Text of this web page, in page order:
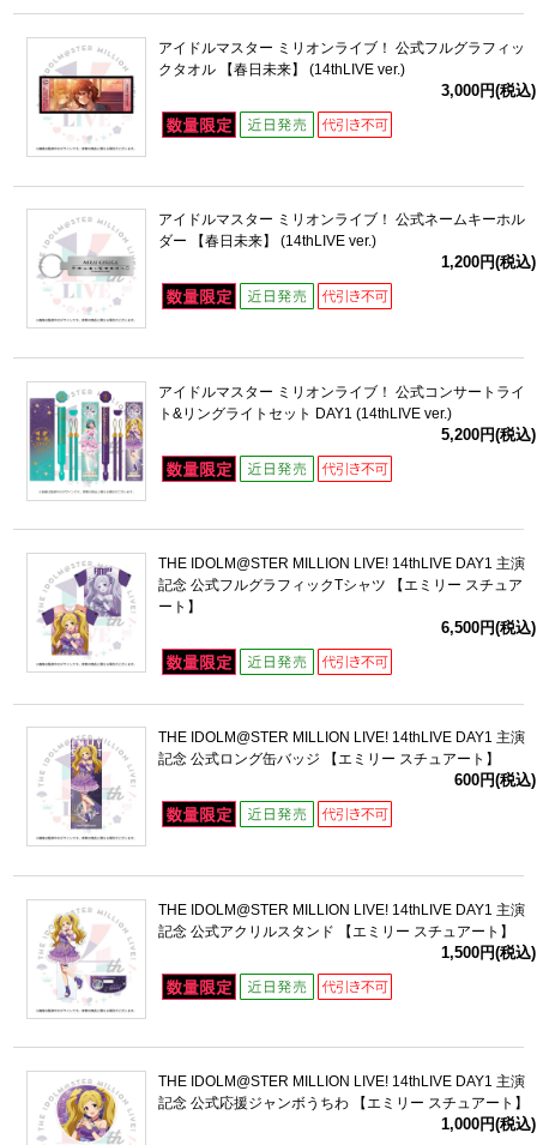
アイドルマスター ミリオンライブ！ 公式フルグラフィッ
クタオル 【春日未来】 (14thLIVE ver.)
3,000円(税込)
アイドルマスター ミリオンライブ！ 公式ネームキーホル
ダー 【春日未来】 (14thLIVE ver.)
1,200円(税込)
アイドルマスター ミリオンライブ！ 公式コンサートライ
ト&リングライトセット DAY1 (14thLIVE ver.)
5,200円(税込)
THE IDOLM@STER MILLION LIVE! 14thLIVE DAY1 主演
記念 公式フルグラフィックTシャツ 【エミリー スチュア
ート】
6,500円(税込)
THE IDOLM@STER MILLION LIVE! 14thLIVE DAY1 主演
記念 公式ロング缶バッジ 【エミリー スチュアート】
600円(税込)
THE IDOLM@STER MILLION LIVE! 14thLIVE DAY1 主演
記念 公式アクリルスタンド 【エミリー スチュアート】
1,500円(税込)
THE IDOLM@STER MILLION LIVE! 14thLIVE DAY1 主演
記念 公式応援ジャンボうちわ 【エミリー スチュアート】
1,000円(税込)